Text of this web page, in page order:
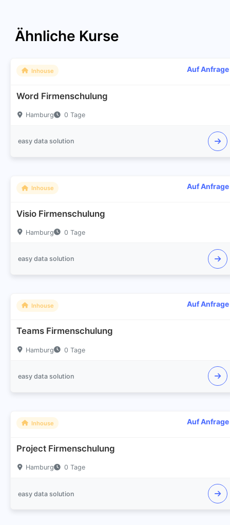
Ähnliche Kurse
Inhouse Auf Anfrage
Word Firmenschulung
Hamburg 0 Tage
easy data solution
Inhouse Auf Anfrage
Visio Firmenschulung
Hamburg 0 Tage
easy data solution
Inhouse Auf Anfrage
Teams Firmenschulung
Hamburg 0 Tage
easy data solution
Inhouse Auf Anfrage
Project Firmenschulung
Hamburg 0 Tage
easy data solution